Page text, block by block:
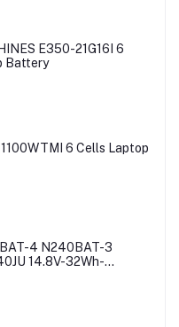
E350-21G16I 6
Battery
6 Cells Laptop
4 N240BAT-3
14.8V-32Wh-